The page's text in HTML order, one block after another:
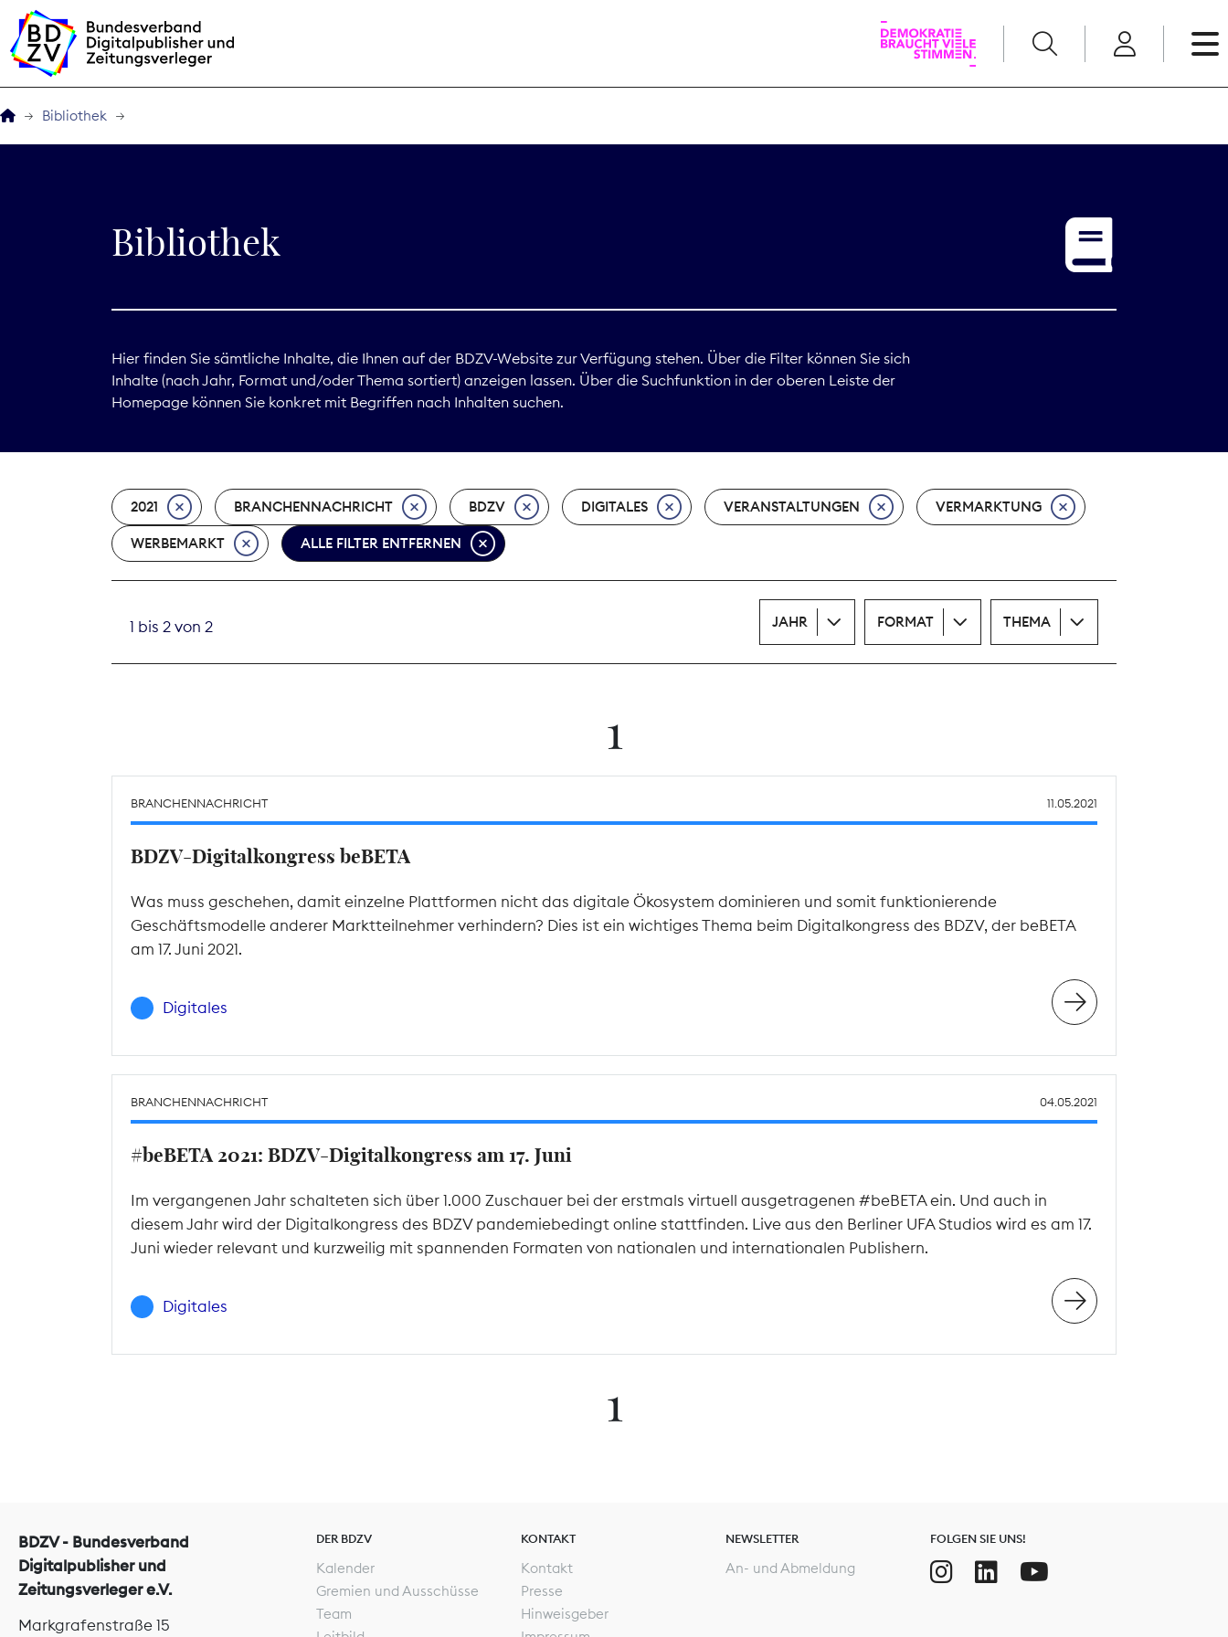
BDZVplus GmbH
Service
Print
Bibliothek
Bibliothek
Hier finden Sie sämtliche Inhalte, die Ihnen auf der BDZV-Website zur Verfügung stehen. Über die Filter können Sie sich
Inhalte (nach Jahr, Format und/oder Thema sortiert) anzeigen lassen. Über die Suchfunktion in der oberen Leiste der
Homepage können Sie konkret mit Begriffen nach Inhalten suchen.
2021 BRANCHENNACHRICHT BDZV DIGITALES VERANSTALTUNGEN VERMARKTUNG
WERBEMARKT ALLE FILTER ENTFERNEN
1 bis 2 von 2 JAHR FORMAT THEMA
1
BRANCHENNACHRICHT 11.05.2021
BDZV-Digitalkongress beBETA
Was muss geschehen, damit einzelne Plattformen nicht das digitale Ökosystem dominieren und somit funktionierende
Geschäftsmodelle anderer Marktteilnehmer verhindern? Dies ist ein wichtiges Thema beim Digitalkongress des BDZV, der beBETA
am 17. Juni 2021.
Digitales
BRANCHENNACHRICHT 04.05.2021
#beBETA 2021: BDZV-Digitalkongress am 17. Juni
Im vergangenen Jahr schalteten sich über 1.000 Zuschauer bei der erstmals virtuell ausgetragenen #beBETA ein. Und auch in
diesem Jahr wird der Digitalkongress des BDZV pandemiebedingt online stattfinden. Live aus den Berliner UFA Studios wird es am 17.
Juni wieder relevant und kurzweilig mit spannenden Formaten von nationalen und internationalen Publishern.
Digitales
1
BDZV - Bundesverband
Digitalpublisher und
Zeitungsverleger e.V.
Markgrafenstraße 15
DER BDZV
Kalender
Gremien und Ausschüsse
Team
KONTAKT
Kontakt
Presse
Hinweisgeber
NEWSLETTER
An- und Abmeldung
FOLGEN SIE UNS!